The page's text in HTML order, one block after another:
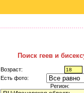
Поиск геев и
Возраст:
Есть фото:
Регион: